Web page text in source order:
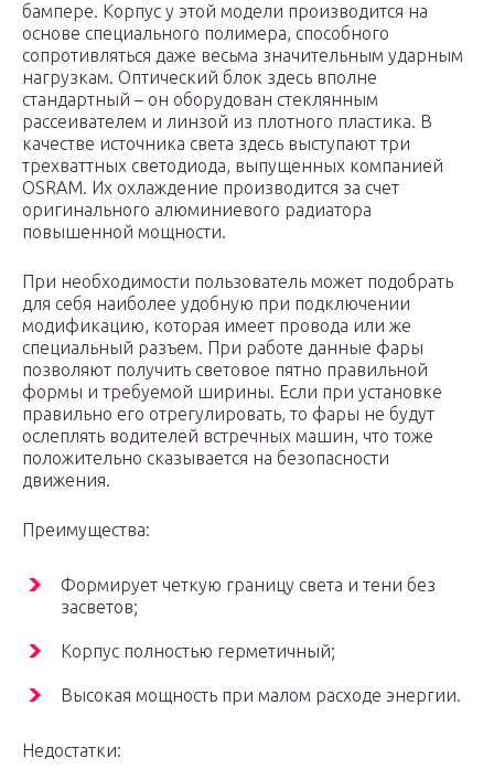
бампере. Корпус у этой модели производится на
основе специального полимера, способного
сопротивляться даже весьма значительным ударным
нагрузкам. Оптический блок здесь вполне
стандартный – он оборудован стеклянным
рассеивателем и линзой из плотного пластика. В
качестве источника света здесь выступают три
трехваттных светодиода, выпущенных компанией
OSRAM. Их охлаждение производится за счет
оригинального алюминиевого радиатора
повышенной мощности.
При необходимости пользователь может подобрать
для себя наиболее удобную при подключении
модификацию, которая имеет провода или же
специальный разъем. При работе данные фары
позволяют получить световое пятно правильной
формы и требуемой ширины. Если при установке
правильно его отрегулировать, то фары не будут
ослеплять водителей встречных машин, что тоже
положительно сказывается на безопасности
движения.
Преимущества:
Формирует четкую границу света и тени без
засветов;
Корпус полностью герметичный;
Высокая мощность при малом расходе энергии.
Недостатки: